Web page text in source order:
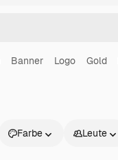
Banner Logo Gold
Farbe Leute